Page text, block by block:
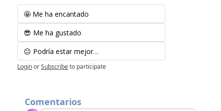
🤩 Me ha encantado
😎 Me ha gustado
😐 Podría estar mejor…
LoginorSubscribeto participate
Comentarios